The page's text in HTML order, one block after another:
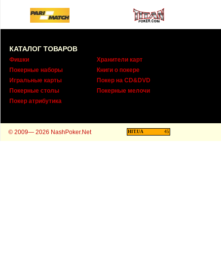
КАТАЛОГ ТОВАРОВ
Фишки
Покерные наборы
Игральные карты
Покерные столы
Покер атрибутика
Хранители карт
Книги о покере
Покер на CD&DVD
Покерные мелочи
© 2009— 2026 NashPoker.Net HIT.UA 45